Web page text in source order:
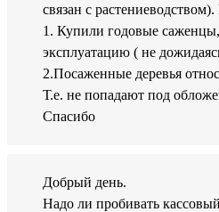
связан с
1. Купили годовые
эксплуатацию ( не
2.Посаженные деревья
Т.е. не попадают под
Спасибо
Добрый день.
Надо ли пробивать